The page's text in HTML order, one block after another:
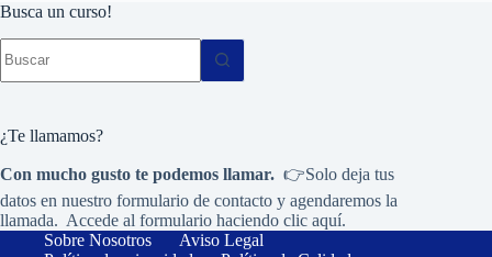
Busca un curso!
resultados
¿Te llamamos?
Con mucho gusto te podemos llamar. 👉Solo deja tus
datos en nuestro formulario de contacto y agendaremos la
llamada. Accede al formulario haciendo clic aquí.
Sobre Nosotros
Aviso Legal